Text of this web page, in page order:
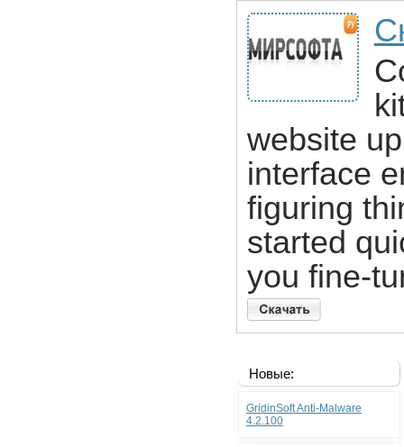
website
interface
figuring
started
you fine-
Новые:
GridinSoft Anti-Malware
4.2.100